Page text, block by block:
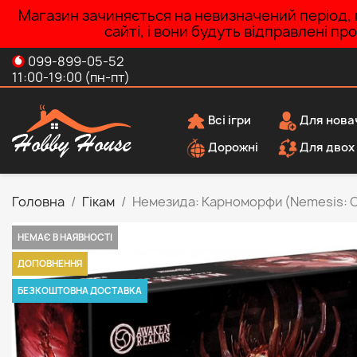
Магазин зачиняється на невизначений
сайті, і вони будуть відправлені
099-899-05-52
11:00-19:00 (пн-пт)
Всі ігри
Для
Дорожні
Для двох
Головна Гікам Немезида: Карноморфи (Nemesis:
НЕМАЄ В НАЯВНОСТІ
ДОПОВНЕННЯ
БЕЗКОШТОВНА ДОСТАВКА